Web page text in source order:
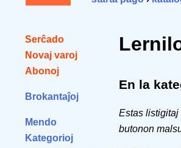
Serĉado
Novaj varoj
Abonoj
Brokantaĵoj
Mendo
Kategorioj
En la
Estas listigitaj
butonon